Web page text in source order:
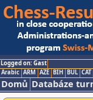
Logged on: Gast
Arabic ARM AZE BIH BUL CAT
Domů Databáze